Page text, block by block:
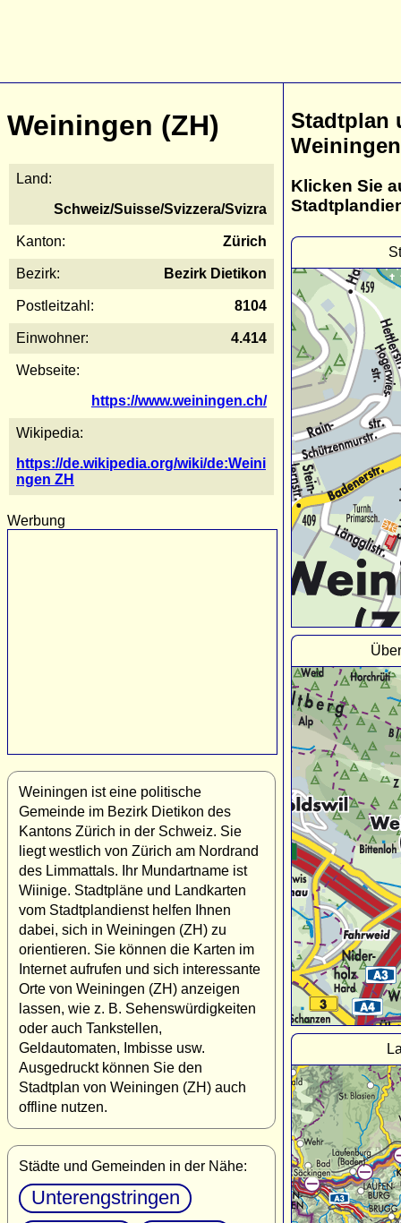
Weiningen (ZH)
Land:
Schweiz/Suisse/Svizzera/Svizra
Kanton: Zürich
Bezirk: Bezirk Dietikon
Postleitzahl: 8104
Einwohner: 4.414
Webseite:
https://www.weiningen.ch/
Wikipedia:
https://de.wikipedia.org/wiki/de:Weini
ngen ZH
Werbung
Weiningen ist eine politische
Gemeinde im Bezirk Dietikon des
Kantons Zürich in der Schweiz. Sie
liegt westlich von Zürich am Nordrand
des Limmattals. Ihr Mundartname ist
Wiinige. Stadtpläne und Landkarten
vom Stadtplandienst helfen Ihnen
dabei, sich in Weiningen (ZH) zu
orientieren. Sie können die Karten im
Internet aufrufen und sich interessante
Orte von Weiningen (ZH) anzeigen
lassen, wie z. B. Sehenswürdigkeiten
oder auch Tankstellen,
Geldautomaten, Imbisse usw.
Ausgedruckt können Sie den
Stadtplan von Weiningen (ZH) auch
offline nutzen.
Städte und Gemeinden in der Nähe:
Unterengstringen
Stadtplan
Klicken Sie